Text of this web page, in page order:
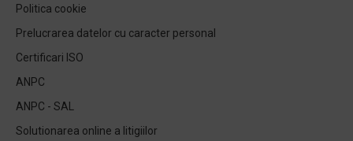
Politica cookie
Prelucrarea datelor cu caracter personal
Certificari ISO
ANPC
ANPC - SAL
Solutionarea online a litigiilor